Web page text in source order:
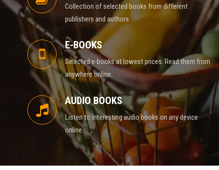
Collection of selected books from different
publishers and authors
E-BOOKS
Selected e-books at lowest prices. Read them from
anywhere online.
AUDIO BOOKS
Listen to interesting audio books on any device
online.